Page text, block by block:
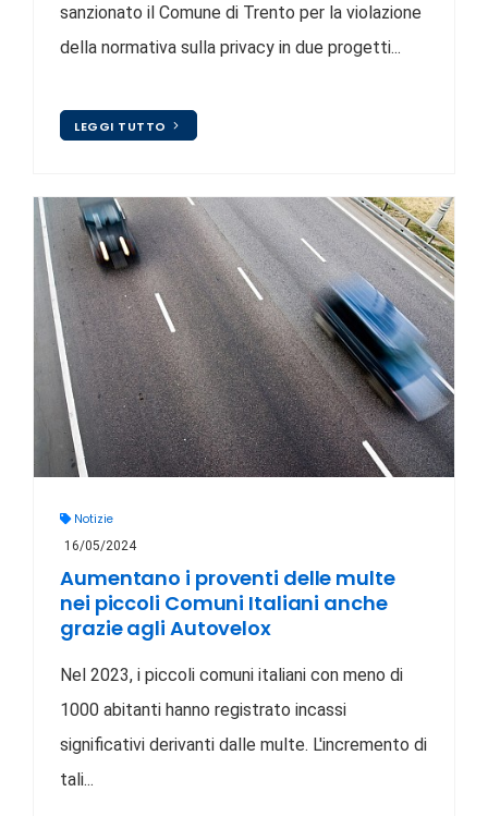
sanzionato il Comune di Trento per la violazione
della normativa sulla privacy in due progetti...
LEGGI TUTTO
Notizie
16/05/2024
Aumentano i proventi delle multe
nei piccoli Comuni Italiani anche
grazie agli Autovelox
Nel 2023, i piccoli comuni italiani con meno di
1000 abitanti hanno registrato incassi
significativi derivanti dalle multe. L'incremento di
tali...